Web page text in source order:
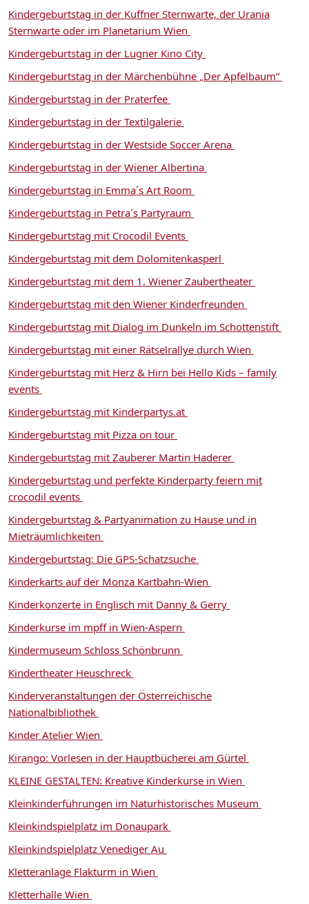
Kindergeburtstag in der Kuffner Sternwarte, der Urania
Sternwarte oder im Planetarium Wien
Kindergeburtstag in der Lugner Kino City
Kindergeburtstag in der Märchenbühne „Der Apfelbaum“
Kindergeburtstag in der Praterfee
Kindergeburtstag in der Textilgalerie
Kindergeburtstag in der Westside Soccer Arena
Kindergeburtstag in der Wiener Albertina
Kindergeburtstag in Emma´s Art Room
Kindergeburtstag in Petra´s Partyraum
Kindergeburtstag mit Crocodil Events
Kindergeburtstag mit dem Dolomitenkasperl
Kindergeburtstag mit dem 1. Wiener Zaubertheater
Kindergeburtstag mit den Wiener Kinderfreunden
Kindergeburtstag mit Dialog im Dunkeln im Schottenstift
Kindergeburtstag mit einer Rätselrallye durch Wien
Kindergeburtstag mit Herz & Hirn bei Hello Kids – family
events
Kindergeburtstag mit Kinderpartys.at
Kindergeburtstag mit Pizza on tour
Kindergeburtstag mit Zauberer Martin Haderer
Kindergeburtstag und perfekte Kinderparty feiern mit
crocodil events
Kindergeburtstag & Partyanimation zu Hause und in
Mieträumlichkeiten
Kindergeburtstag: Die GPS-Schatzsuche
Kinderkarts auf der Monza Kartbahn-Wien
Kinderkonzerte in Englisch mit Danny & Gerry
Kinderkurse im mpff in Wien-Aspern
Kindermuseum Schloss Schönbrunn
Kindertheater Heuschreck
Kinderveranstaltungen der Österreichische
Nationalbibliothek
Kinder Atelier Wien
Kirango: Vorlesen in der Hauptbücherei am Gürtel
KLEINE GESTALTEN: Kreative Kinderkurse in Wien
Kleinkinderführungen im Naturhistorisches Museum
Kleinkindspielplatz im Donaupark
Kleinkindspielplatz Venediger Au
Kletteranlage Flakturm in Wien
Kletterhalle Wien